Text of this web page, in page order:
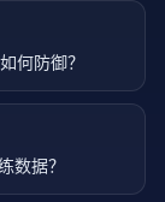
何防御？
数据？